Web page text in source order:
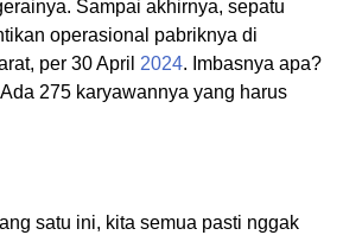
Sampai akhirnya, sepatu
operasional pabriknya di
per 30 April 2024. Imbasnya apa?
275 karyawannya yang harus
satu ini, kita semua pasti nggak